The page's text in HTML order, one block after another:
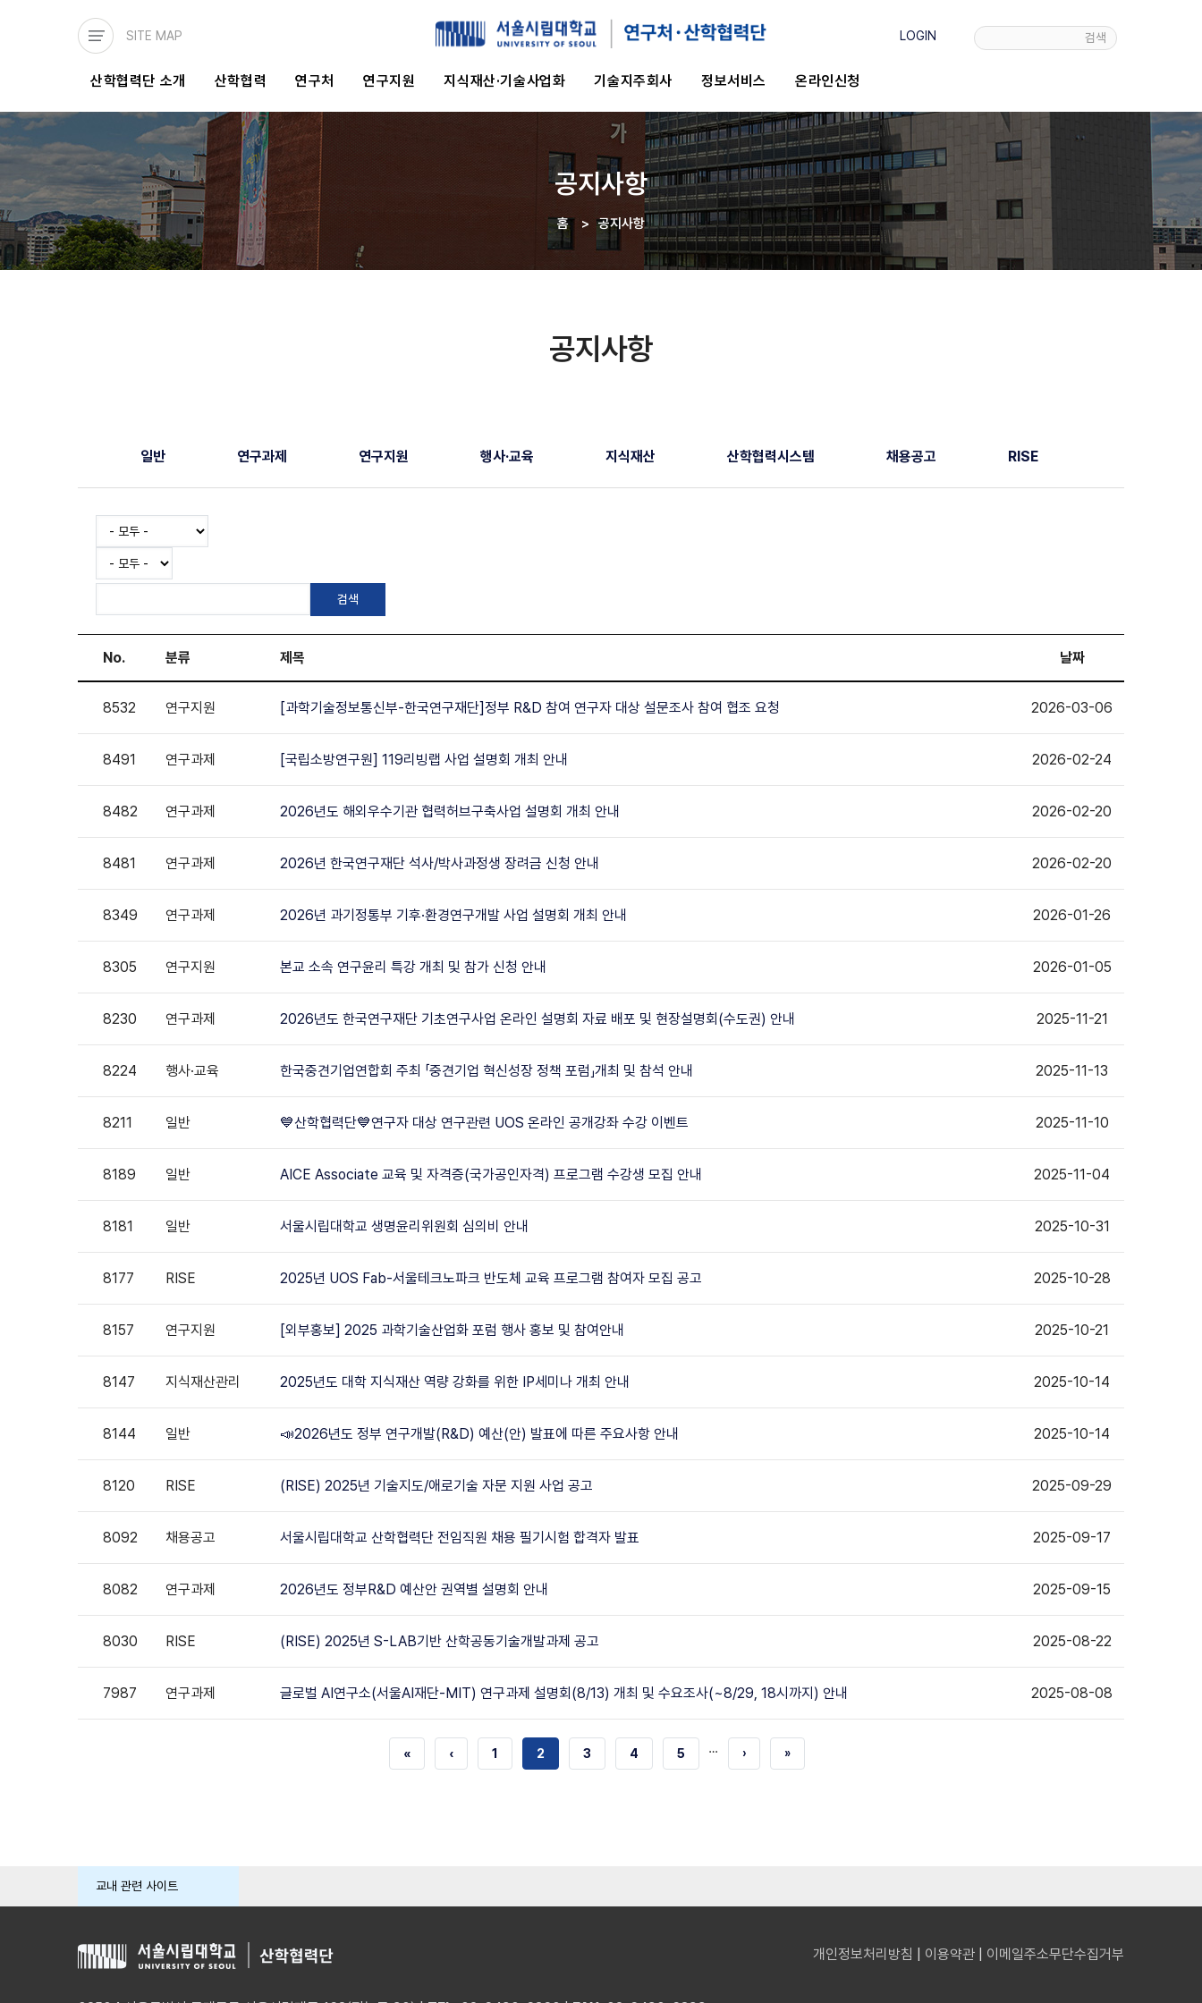
SITE MAP LOGIN
네비게이션
산학협력단 소개 산학협력 연구처 연구지원 지식재산·기술사업화 기술지주회사 정보서비스 온라인신청
공지사항
이동
경로
홈 > 공지사항
공지사항
일반 연구과제 연구지원 행사·교육 지식재산 산학협력시스템 채용공고 RISE
No. 분류 제목 날짜
8532 연구지원 [과학기술정보통신부-한국연구재단]정부 R&D 참여 연구자 대상 설문조사 참여 협조 요청 2026-03-06
8491 연구과제 [국립소방연구원] 119리빙랩 사업 설명회 개최 안내 2026-02-24
8482 연구과제 2026년도 해외우수기관 협력허브구축사업 설명회 개최 안내 2026-02-20
8481 연구과제 2026년 한국연구재단 석사/박사과정생 장려금 신청 안내 2026-02-20
8349 연구과제 2026년 과기정통부 기후·환경연구개발 사업 설명회 개최 안내 2026-01-26
8305 연구지원 본교 소속 연구윤리 특강 개최 및 참가 신청 안내 2026-01-05
8230 연구과제 2026년도 한국연구재단 기초연구사업 온라인 설명회 자료 배포 및 현장설명회(수도권) 안내 2025-11-21
8224 행사·교육 한국중견기업연합회 주최 「중견기업 혁신성장 정책 포럼」개최 및 참석 안내 2025-11-13
8211 일반 💙산학협력단💙연구자 대상 연구관련 UOS 온라인 공개강좌 수강 이벤트 2025-11-10
8189 일반 AICE Associate 교육 및 자격증(국가공인자격) 프로그램 수강생 모집 안내 2025-11-04
8181 일반 서울시립대학교 생명윤리위원회 심의비 안내 2025-10-31
8177 RISE 2025년 UOS Fab-서울테크노파크 반도체 교육 프로그램 참여자 모집 공고 2025-10-28
8157 연구지원 [외부홍보] 2025 과학기술산업화 포럼 행사 홍보 및 참여안내 2025-10-21
8147 지식재산관리 2025년도 대학 지식재산 역량 강화를 위한 IP세미나 개최 안내 2025-10-14
8144 일반 📣2026년도 정부 연구개발(R&D) 예산(안) 발표에 따른 주요사항 안내 2025-10-14
8120 RISE (RISE) 2025년 기술지도/애로기술 자문 지원 사업 공고 2025-09-29
8092 채용공고 서울시립대학교 산학협력단 전임직원 채용 필기시험 합격자 발표 2025-09-17
8082 연구과제 2026년도 정부R&D 예산안 권역별 설명회 안내 2025-09-15
8030 RISE (RISE) 2025년 S-LAB기반 산학공동기술개발과제 공고 2025-08-22
7987 연구과제 글로벌 AI연구소(서울AI재단-MIT) 연구과제 설명회(8/13) 개최 및 수요조사(~8/29, 18시까지) 안내 2025-08-08
첫
« 이전
‹ 쪽
1 현재
2 쪽
3 쪽
4 쪽
5 … 다음
› 마지막
»
교내 관련 사이트
개인정보처리방침 이용약관| 이메일주소무단수집거부